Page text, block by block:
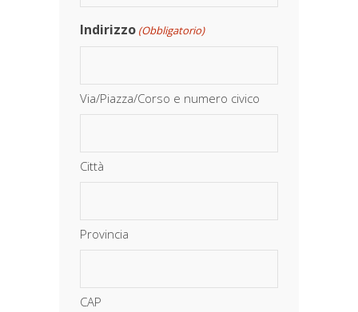
Indirizzo (Obbligatorio)
Via/Piazza/Corso e numero civico
Città
Provincia
CAP